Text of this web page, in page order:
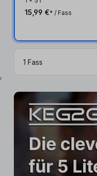
15,99 €* / Fass